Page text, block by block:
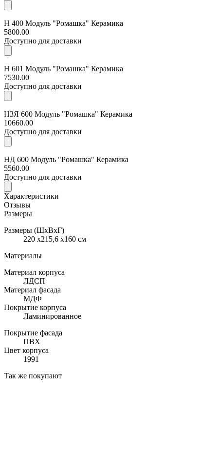
Н 400 Модуль "Ромашка" Керамика
5800.00
Доступно для доставки
Н 601 Модуль "Ромашка" Керамика
7530.00
Доступно для доставки
Н3Я 600 Модуль "Ромашка" Керамика
10660.00
Доступно для доставки
НД 600 Модуль "Ромашка" Керамика
5560.00
Доступно для доставки
Характеристики
Отзывы
Размеры
Размеры (ШхВхГ)
220 x215,6 x160 см
Материалы
Материал корпуса
ЛДСП
Материал фасада
МДФ
Покрытие корпуса
Ламинированное
Покрытие фасада
ПВХ
Цвет корпуса
1991
Так же покупают